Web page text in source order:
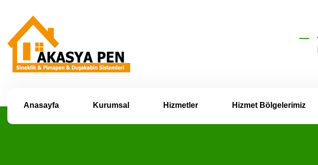
Anasayfa Kurumsal Hizmetler Hizmet Bölgelerimiz